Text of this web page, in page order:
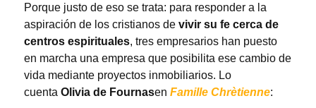
Porque justo de eso se trata: para responder a la
aspiración de los cristianos de vivir su fe cerca de
centros espirituales, tres empresarios han puesto
en marcha una empresa que posibilita ese cambio de
vida mediante proyectos inmobiliarios. Lo
cuenta Olivia de Fournasen Famille Chrètienne: